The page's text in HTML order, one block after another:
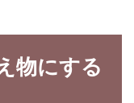
物にする